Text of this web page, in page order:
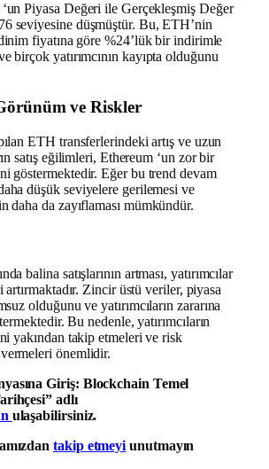
Piyasa Değeri ile Gerçekleşmiş Değer
seviyesine düşmüştür. Bu, ETH’nin
fiyatına göre %24’lük bir indirimle
birçok yatırımcının kayıpta olduğunu
ve Riskler
ETH transferlerindeki artış ve uzun
satış eğilimleri, Ethereum ‘un zor bir
göstermektedir. Eğer bu trend devam
düşük seviyelere gerilemesi ve
daha da zayıflaması mümkündür.
balina satışlarının artması, yatırımcılar
artırmaktadır. Zincir üstü veriler, piyasa
olduğunu ve yatırımcıların zararına
Bu nedenle, yatırımcıların
yakından takip etmeleri ve risk
önemlidir.
Giriş: Blockchain Temel
adlı
ulaşabilirsiniz.
takip etmeyi unutmayın